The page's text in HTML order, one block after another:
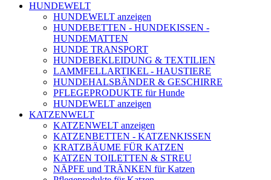
HUNDEWELT
HUNDEWELT anzeigen
HUNDEBETTEN - HUNDEKISSEN -
HUNDEMATTEN
HUNDE TRANSPORT
HUNDEBEKLEIDUNG & TEXTILIEN
LAMMFELLARTIKEL - HAUSTIERE
HUNDEHALSBÄNDER & GESCHIRRE
PFLEGEPRODUKTE für Hunde
HUNDEWELT anzeigen
KATZENWELT
KATZENWELT anzeigen
KATZENBETTEN - KATZENKISSEN
KRATZBÄUME FÜR KATZEN
KATZEN TOILETTEN & STREU
NÄPFE und TRÄNKEN für Katzen